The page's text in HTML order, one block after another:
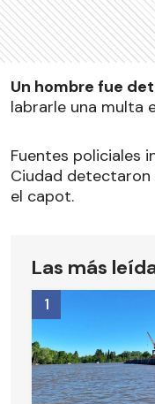
Un hombre fue
labrarle una multa
Fuentes policiales
Ciudad detectaron
el capot.
Las más
1